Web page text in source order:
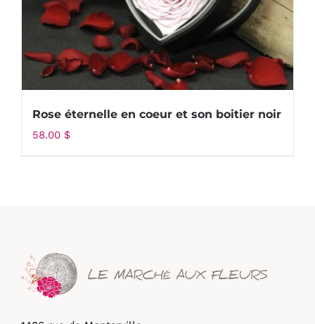
Rose éternelle en coeur et son boitier noir
58.00 $